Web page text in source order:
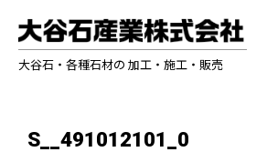
大谷石・各種石材の 加工・施工・販売
S__491012101_0